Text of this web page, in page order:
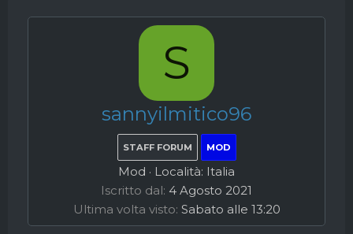
S
sannyilmitico96
STAFF FORUM MOD
Mod · Località: Italia
Iscritto dal 4 Agosto 2021
Ultima volta visto Sabato alle 13:20